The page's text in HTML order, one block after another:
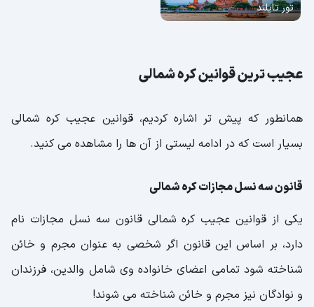
تور تایلند
عجیب ترین قوانین کره شمالی
همانطور که پیش تر اشاره کردیم، قوانین عجیب کره شمالی
بسیار است که در ادامه لیستی از آن ها را مشاهده می کنید.
قانون سه نسل مجازات کره شمالی
یکی از قوانین عجیب کره شمالی قانون سه نسل مجازات نام
دارد، بر اساس این قانون اگر شخصی به عنوان مجرم و خائن
شناخته شود تمامی اعضای خانواده وی شامل والدین، فرزندان
و نوادگان نیز مجرم و خائن شناخته می شوند!